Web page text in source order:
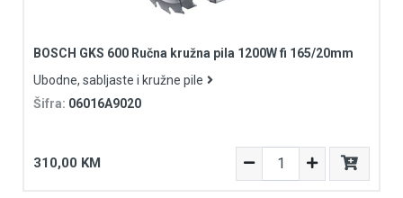
BOSCH GKS 600 Ručna kružna pila 1200W fi 165/20mm
Ubodne, sabljaste i kružne pile
Šifra: 06016A9020
310,00 KM